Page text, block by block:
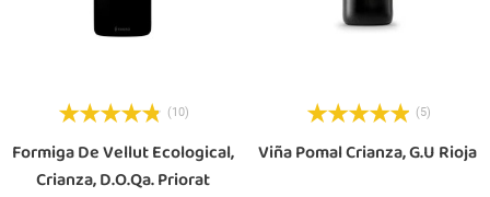
(10)
Formiga De Vellut Ecological,
Crianza, D.O.Qa. Priorat
(5)
Viña Pomal Crianza, G.U Rioja